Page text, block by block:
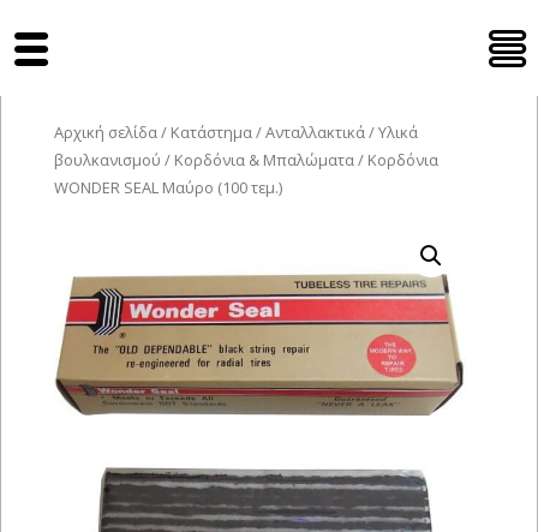
Αρχική σελίδα/ Κατάστημα/Ανταλλακτικά/Υλικά
βουλκανισμού / Κορδόνια & Μπαλώματα/ Κορδόνια
WONDER SEAL Μαύρο (100 τεμ.)